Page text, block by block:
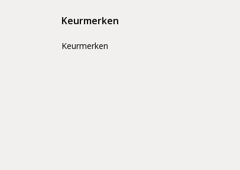
Keurmerken
Keurmerken